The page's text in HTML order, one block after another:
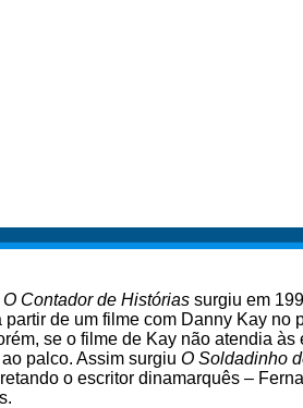
Contador de Histórias surgiu em
de um filme com Danny Kay
se o filme de Kay não atendia
palco. Assim surgiu O Soldadinho
o escritor dinamarquês –